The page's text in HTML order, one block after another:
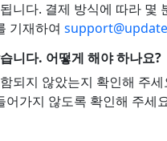
니다. 결제 방식에 따라
기재하여
니다. 어떻게 해야 하나요?
되지 않았는지 확인해 주
가지 않도록 확인해 주세